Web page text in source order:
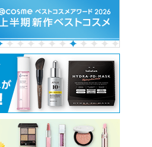
モロッカンビューティ デ
ィープモイスト シャンプ
ー／ヘアトリートメント
ボトルワークス
ハンオールブロウ
rom&nd